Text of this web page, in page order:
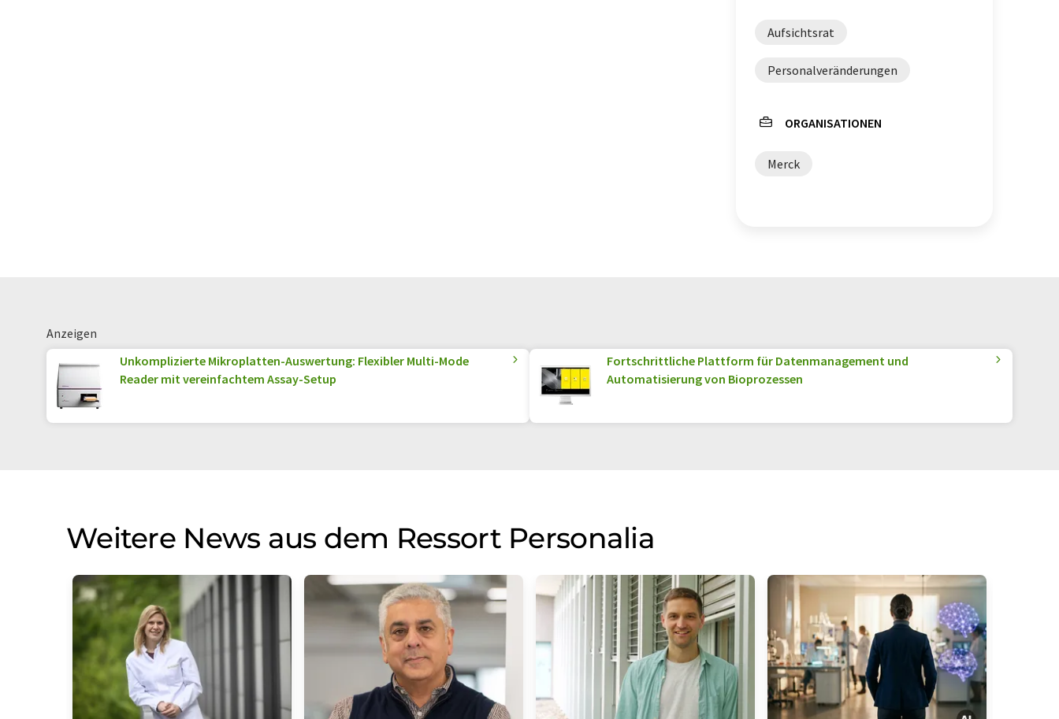
Aufsichtsrat
Personalveränderungen
ORGANISATIONEN
Merck
Anzeigen
Unkomplizierte Mikroplatten-Auswertung: Flexibler Multi-Mode
Reader mit vereinfachtem Assay-Setup
Fortschrittliche Plattform für Datenmanagement und
Automatisierung von Bioprozessen
Weitere News aus dem Ressort Personalia